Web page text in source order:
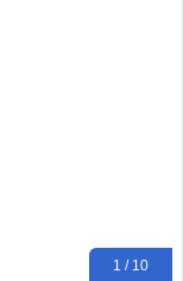
1 / 10